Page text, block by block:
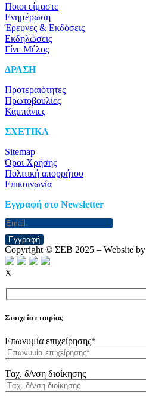
Ποιοι είμαστε
Ενημέρωση
Έρευνες & Εκδόσεις
Εκδηλώσεις
Γίνε Μέλος
ΔΡΑΣΗ
Προτεραιότητες
Πρωτοβουλίες
Καμπάνιες
ΣΧΕΤΙΚΑ
Sitemap
Όροι Χρήσης
Πολιτική απορρήτου
Επικοινωνία
Eγγραφή στο Newsletter
Εγγραφή
Copyright © ΣΕΒ 2025 – Website by
X
Στοιχεία εταιρίας
Επωνυμία επιχείρησης*
Tαχ. δ/νση διοίκησης